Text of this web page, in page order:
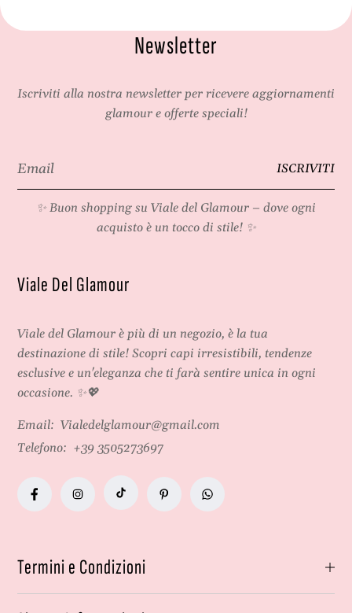
Newsletter
Iscriviti alla nostra newsletter per ricevere aggiornamenti
glamour e offerte speciali!
ISCRIVITI
✨ Buon shopping su Viale del Glamour – dove ogni
acquisto è un tocco di stile! ✨
Viale Del Glamour
Viale del Glamour è più di un negozio, è la tua
destinazione di stile! Scopri capi irresistibili, tendenze
esclusive e un'eleganza che ti farà sentire unica in ogni
occasione. ✨💖
Email: Vialedelglamour@gmail.com
Telefono: +39 3505273697
Termini e Condizioni